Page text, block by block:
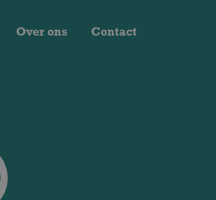
Over ons Contact